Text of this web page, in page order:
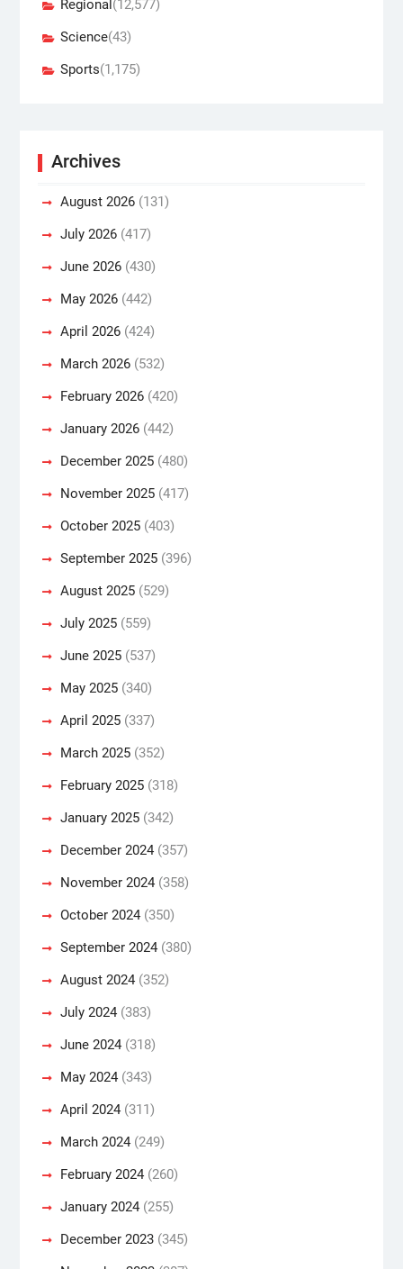
Regional (12,577)
Science(43)
Sports(1,175)
Archives
August 2026(131)
July 2026(417)
June 2026(430)
May 2026(442)
April 2026(424)
March 2026(532)
February 2026(420)
January 2026(442)
December 2025(480)
November 2025(417)
October 2025(403)
September 2025(396)
August 2025(529)
July 2025(559)
June 2025(537)
May 2025(340)
April 2025(337)
March 2025(352)
February 2025(318)
January 2025(342)
December 2024(357)
November 2024(358)
October 2024(350)
September 2024(380)
August 2024(352)
July 2024(383)
June 2024(318)
May 2024(343)
April 2024(311)
March 2024(249)
February 2024(260)
January 2024(255)
December 2023(345)